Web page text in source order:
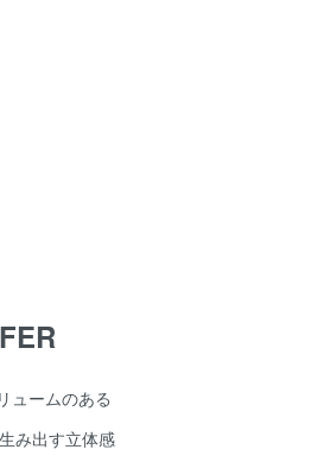
ュームのある
み出す立体感